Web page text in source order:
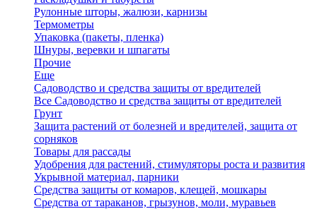
Рулонные шторы, жалюзи, карнизы
Термометры
Упаковка (пакеты, пленка)
Шнуры, веревки и шпагаты
Прочие
Еще
Садоводство и средства защиты от вредителей
Все Садоводство и средства защиты от вредителей
Грунт
Защита растений от болезней и вредителей, защита от
сорняков
Товары для рассады
Удобрения для растений, стимуляторы роста и развития
Укрывной материал, парники
Средства защиты от комаров, клещей, мошкары
Средства от тараканов, грызунов, моли, муравьев